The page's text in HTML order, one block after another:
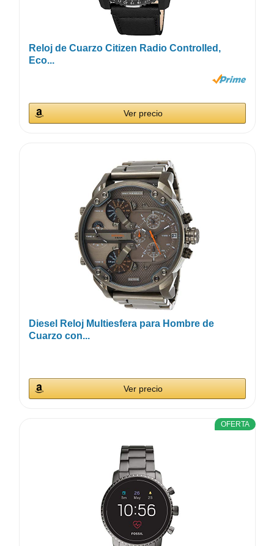
Reloj de Cuarzo Citizen Radio Controlled,
Eco...
Ver precio
Diesel Reloj Multiesfera para Hombre de
Cuarzo con...
Ver precio
OFERTA